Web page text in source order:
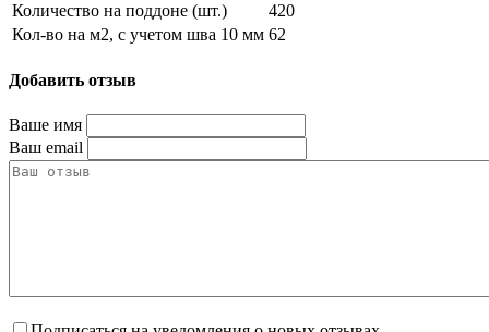
Количество на поддоне (шт.)
420
Кол-во на м2, с учетом шва 10 мм 62
Добавить отзыв
Ваше имя
Ваш email